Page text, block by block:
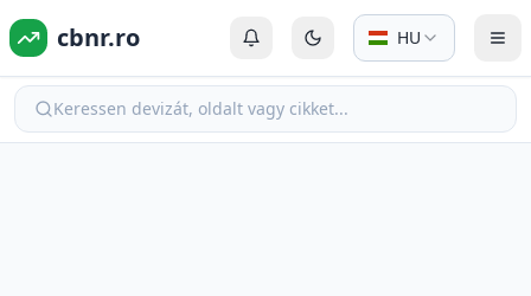
cbnr.ro Bejelentkezés vagy Regisztráció
Váltás sötét módra
HU
Keressen devizát, oldalt vagy cikket...